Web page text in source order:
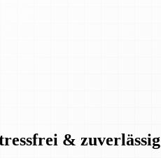
& zuverlässig